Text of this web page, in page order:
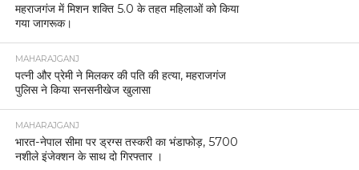
महराजगंज में मिशन शक्ति 5.0 के तहत महिलाओं को किया
गया जागरूक।
MAHARAJGANJ
पत्नी और प्रेमी ने मिलकर की पति की हत्या, महराजगंज
पुलिस ने किया सनसनीखेज खुलासा
MAHARAJGANJ
भारत-नेपाल सीमा पर ड्रग्स तस्करी का भंडाफोड़, 5700
नशीले इंजेक्शन के साथ दो गिरफ्तार ।